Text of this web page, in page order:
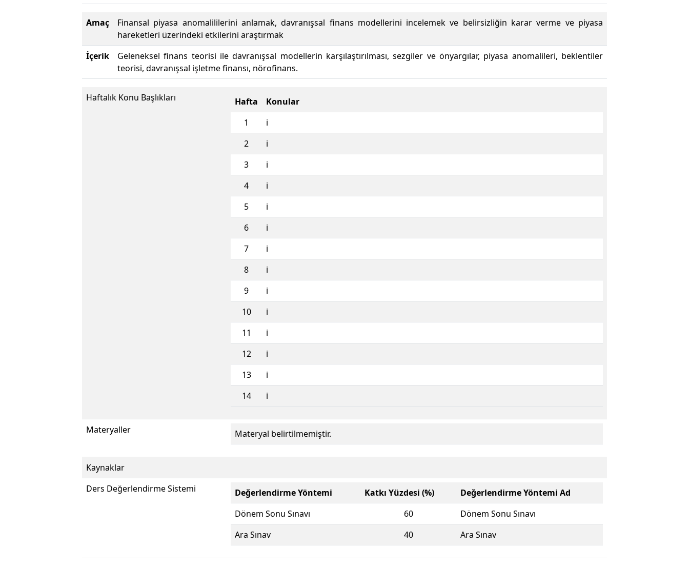
Amaç
Finansal piyasa anomalililerini anlamak, davranışsal finans modellerini incelemek ve belirsizliğin karar verme ve piyasa
hareketleri üzerindeki etkilerini araştırmak
İçerik
Geleneksel finans teorisi ile davranışsal modellerin karşılaştırılması, sezgiler ve önyargılar, piyasa anomalileri, beklentiler
teorisi, davranışsal işletme finansı, nörofinans.
Haftalık Konu Başlıkları Hafta
Konular
1
i
2
i
3
i
4
i
5
i
6
i
7
i
8
i
9
i
10
i
11
i
12
i
13
i
14
i
Materyaller Materyal belirtilmemiştir.
Kaynaklar
Ders Değerlendirme Sistemi
Değerlendirme Yöntemi Katkı Yüzdesi (%)
Değerlendirme Yöntemi Ad
Dönem Sonu Sınavı
60
Dönem Sonu Sınavı
Ara Sınav
40 Ara Sınav